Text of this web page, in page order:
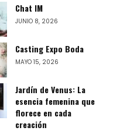
Chat IM
JUNIO 8, 2026
Casting Expo Boda
MAYO 15, 2026
Jardín de Venus: La
esencia femenina que
florece en cada
creación